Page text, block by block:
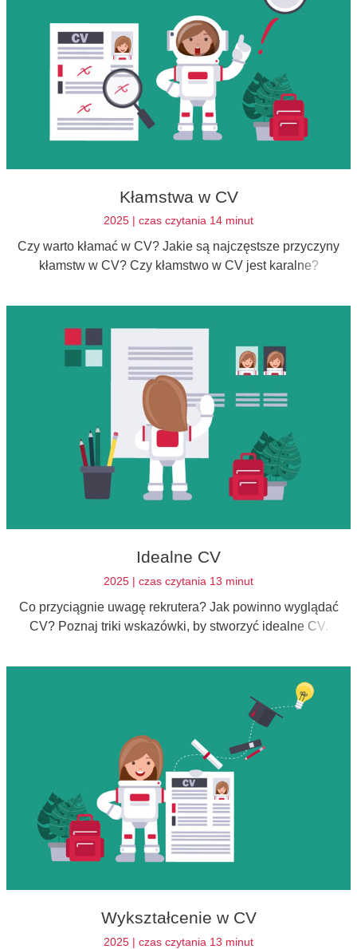
Kłamstwa w CV
2025 | czas czytania 14 minut
Czy warto kłamać w CV? Jakie są najczęstsze przyczyny
kłamstw w CV? Czy kłamstwo w CV jest karalne?
Idealne CV
2025 | czas czytania 13 minut
Co przyciągnie uwagę rekrutera? Jak powinno wyglądać
CV? Poznaj triki wskazówki, by stworzyć idealne CV.
Wykształcenie w CV
2025 | czas czytania 13 minut